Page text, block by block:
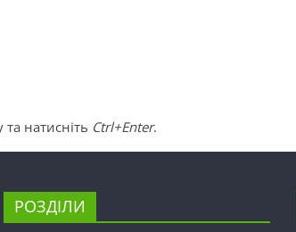
натисніть Ctrl+Enter.
РОЗДІЛИ